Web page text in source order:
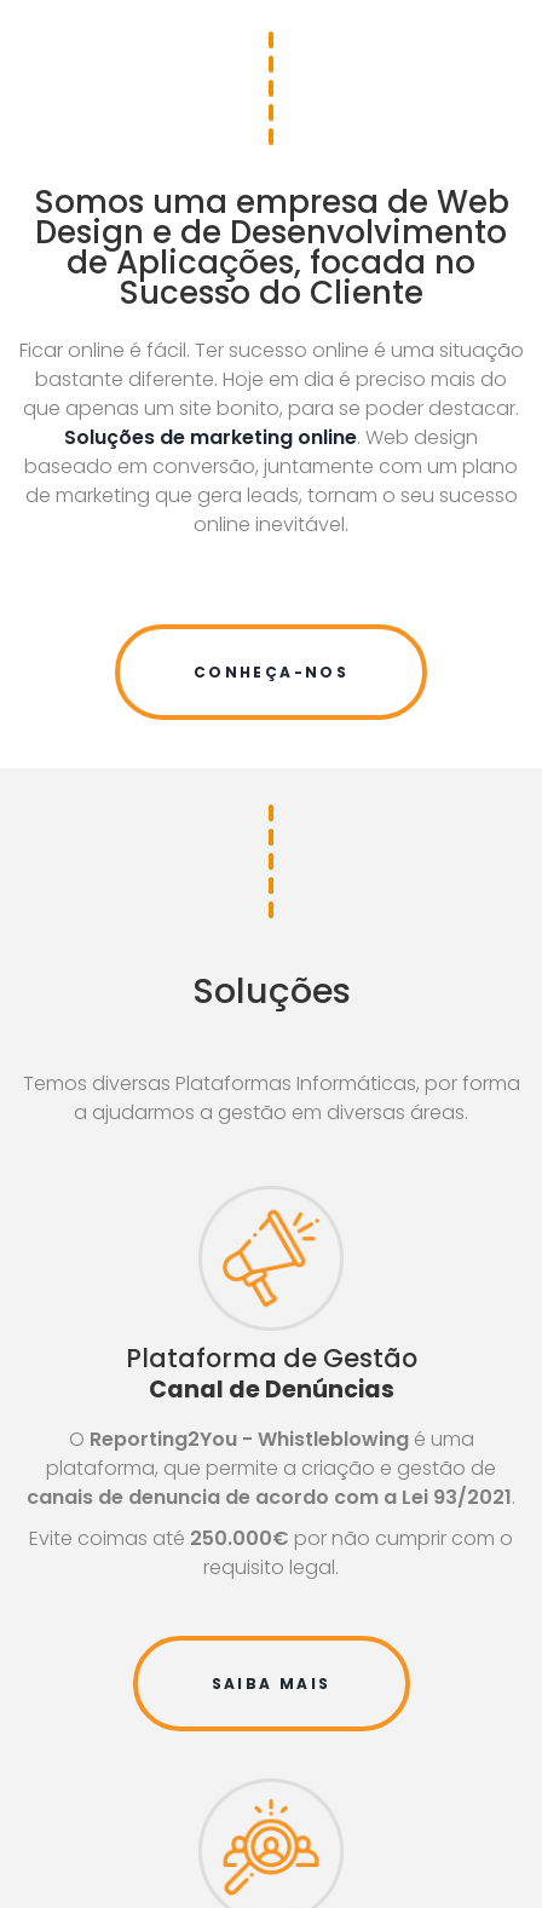
Somos uma empresa de Web
Design e de Desenvolvimento
de Aplicações, focada no
Sucesso do Cliente
Ficar online é fácil. Ter sucesso online é uma situação
bastante diferente. Hoje em dia é preciso mais do
que apenas um site bonito, para se poder destacar.
Soluções de marketing online. Web design
baseado em conversão, juntamente com um plano
de marketing que gera leads, tornam o seu sucesso
online inevitável.
CONHEÇA-NOS
Soluções
Temos diversas Plataformas Informáticas, por forma
a ajudarmos a gestão em diversas áreas.
Plataforma de Gestão
Canal de Denúncias
O Reporting2You - Whistleblowingé uma
plataforma, que permite a criação e gestão de
canais de denuncia de acordo com a Lei 93/2021.
Evite coimas até 250.000€ por não cumprir com o
requisito legal.
SAIBA MAIS